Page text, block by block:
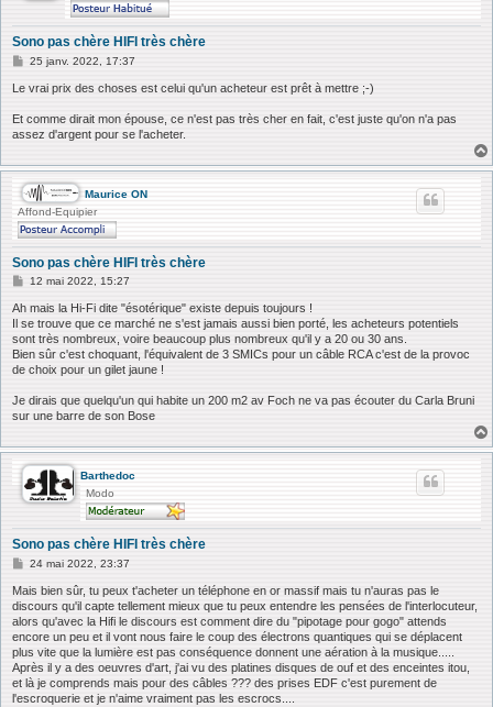
Sono pas chère HIFI très chère
M
s
g
e
25 janv. 2022, 17:37
Le vrai prix des choses est celui qu'un acheteur est prêt à mettre ;-)
Et comme dirait mon épouse, ce n'est pas très cher en fait, c'est juste qu'on n'a pas
assez d'argent pour se l'acheter.
Maurice ON
Affond-Equipier
Sono pas chère HIFI très chère
M
s
s
g
e
12 mai 2022, 15:27
Ah mais la Hi-Fi dite "ésotérique" existe depuis toujours !
Il se trouve que ce marché ne s'est jamais aussi bien porté, les acheteurs potentiels
sont très nombreux, voire beaucoup plus nombreux qu'il y a 20 ou 30 ans.
Bien sûr c'est choquant, l'équivalent de 3 SMICs pour un câble RCA c'est de la provoc
de choix pour un gilet jaune !
Je dirais que quelqu'un qui habite un 200 m2 av Foch ne va pas écouter du Carla Bruni
sur une barre de son Bose
Barthedoc
Modo
Sono pas chère HIFI très chère
M
s
s
g
e
24 mai 2022, 23:37
Mais bien sûr, tu peux t'acheter un téléphone en or massif mais tu n'auras pas le
discours qu'il capte tellement mieux que tu peux entendre les pensées de l'interlocuteur,
alors qu'avec la Hifi le discours est comment dire du "pipotage pour gogo" attends
encore un peu et il vont nous faire le coup des électrons quantiques qui se déplacent
plus vite que la lumière est pas conséquence donnent une aération à la musique.....
Après il y a des oeuvres d'art, j'ai vu des platines disques de ouf et des enceintes itou,
et là je comprends mais pour des câbles ??? des prises EDF c'est purement de
l'escroquerie et je n'aime vraiment pas les escrocs....